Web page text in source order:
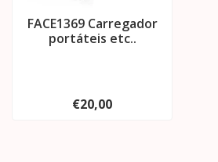
FACE1369 Carregador
portáteis etc..
€20,00